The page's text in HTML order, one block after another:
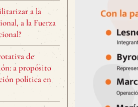
a la
a la Fuerza
de
a propósito
política en